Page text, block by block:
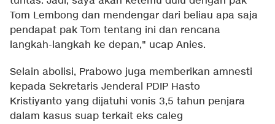
Tom Lembong dan mendengar dari beliau apa saja
pendapat pak Tom tentang ini dan rencana
langkah-langkah ke depan," ucap Anies.
Selain abolisi, Prabowo juga memberikan amnesti
kepada Sekretaris Jenderal PDIP Hasto
Kristiyanto yang dijatuhi vonis 3,5 tahun penjara
dalam kasus suap terkait eks caleg